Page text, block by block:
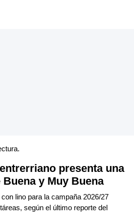
presenta una
y Muy Buena
lino para la campaña 2026/27
según el último reporte del